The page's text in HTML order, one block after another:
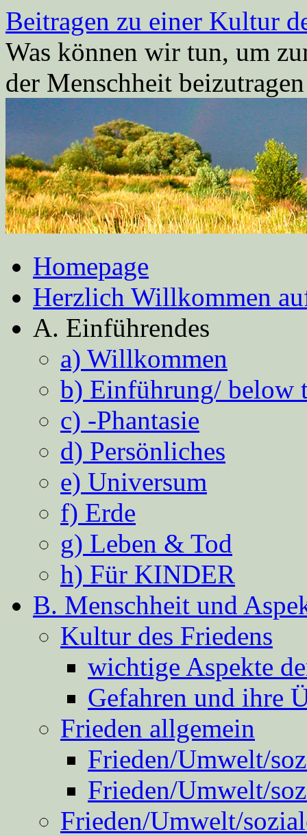
Zum
Inhalt
springen
Beitragen zu einer Kultur
Was können wir tun, um
der Menschheit
Homepage
Herzlich Willkommen
A. Einführendes
a) Willkommen
b) Einführung/ below
c) -Phantasie
d) Persönliches
e) Universum
f) Erde
g) Leben & Tod
h) Für KINDER
B. Menschheit und
Kultur des Friedens
wichtige Aspekte
Gefahren und ihre
Frieden allgemein
Frieden/Umwelt/
Frieden/Umwelt/
Frieden/Umwelt/